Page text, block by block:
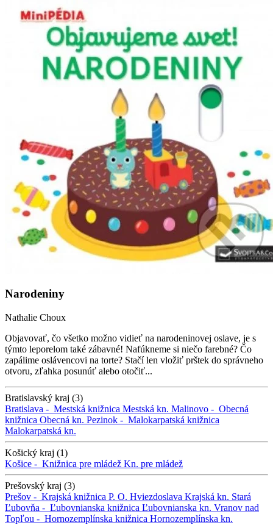
Narodeniny
Nathalie Choux
Objavovať, čo všetko možno vidieť na narodeninovej oslave, je s
týmto leporelom také zábavné! Nafúkneme si niečo farebné? Čo
zapálime oslávencovi na torte? Stačí len vložiť prštek do správneho
otvoru, zľahka posunúť alebo otočiť...
Bratislavský kraj (3)
Bratislava - Mestská knižnica Mestská kn. Malinovo - Obecná
knižnica Obecná kn. Pezinok - Malokarpatská knižnica
Malokarpatská kn.
Košický kraj (1)
Košice - Knižnica pre mládež Kn. pre mládež
Prešovský kraj (3)
Prešov - Krajská knižnica P. O. Hviezdoslava Krajská kn. Stará
Ľubovňa - Ľubovnianska knižnica Ľubovnianska kn. Vranov nad
Topľou - Hornozemplínska knižnica Hornozemplínska kn.